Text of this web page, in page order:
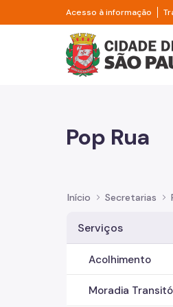
Pular para o Conteúdo principal
Acesso à informação
Pop Rua
Início Secretarias
Serviços
Acolhimento
Moradia